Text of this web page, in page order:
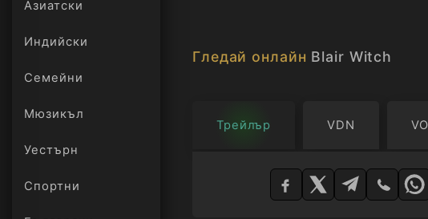
Азиатски
Индийски
Семейни
Мюзикъл
Уестърн
Спортни
Гледай онлайн Blair Witch
Трейлър VDN